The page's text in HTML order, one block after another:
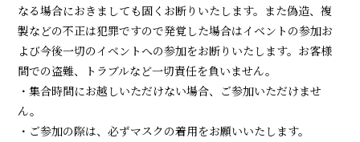
なる場合におきましても固くお断りいたします。また偽造、複
製などの不正は犯罪ですので発覚した場合はイベントの参加お
よび今後一切のイベントへの参加をお断りいたします。お客様
間での盗難、トラブルなど一切責任を負いません。
・集合時間にお越しいただけない場合、ご参加いただけませ
ん。
・ご参加の際は、必ずマスクの着用をお願いいたします。